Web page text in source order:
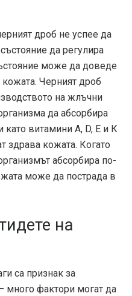
дроб не успее да
да регулира
може да доведе
кожата. Черният дроб
на жлъчни
да абсорбира
витамини А, D, Е и К
здрава кожата. Когато
абсорбира по-
може да пострада в
на
са признак за
много фактори могат да